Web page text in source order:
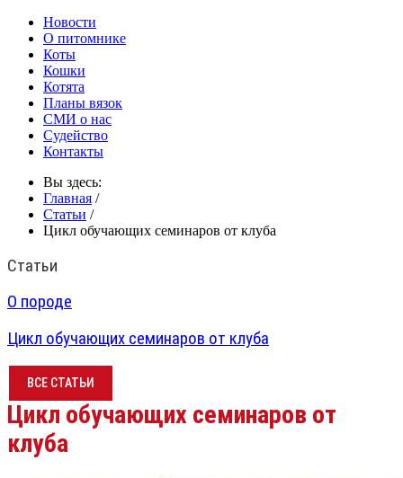
Новости
О питомнике
Коты
Кошки
Котята
Планы вязок
СМИ о нас
Судейство
Контакты
Вы здесь:
Главная /
Статьи /
Цикл обучающих семинаров от клуба
Статьи
О породе
Цикл обучающих семинаров от клуба
ВСЕ СТАТЬИ
Цикл обучающих семинаров от
клуба